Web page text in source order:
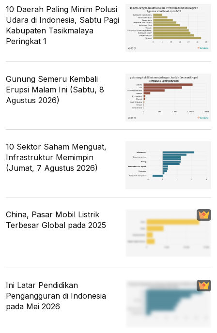
10 Daerah Paling Minim Polusi
Udara di Indonesia, Sabtu Pagi
Kabupaten Tasikmalaya
Peringkat 1
Gunung Semeru Kembali
Erupsi Malam Ini (Sabtu, 8
Agustus 2026)
10 Sektor Saham Menguat,
Infrastruktur Memimpin
(Jumat, 7 Agustus 2026)
China, Pasar Mobil Listrik
Terbesar Global pada 2025
Ini Latar Pendidikan
Pengangguran di Indonesia
pada Mei 2026